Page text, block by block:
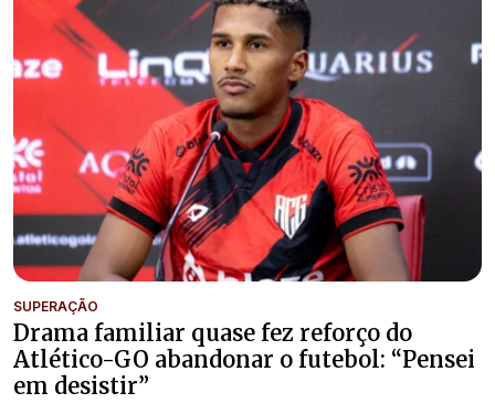
SUPERAÇÃO
Drama familiar quase fez reforço do
Atlético-GO abandonar o futebol: “Pensei
em desistir”